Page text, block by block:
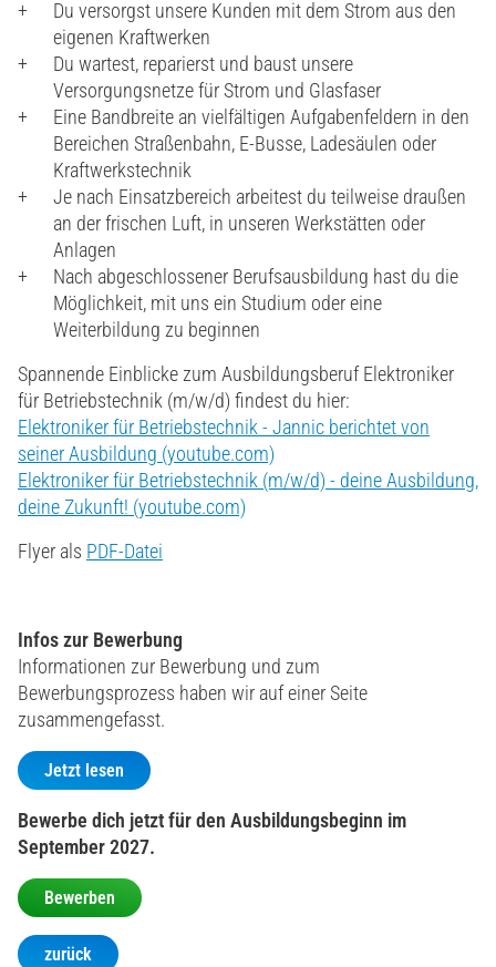
Du versorgst unsere Kunden mit dem Strom aus den
eigenen Kraftwerken
Du wartest, reparierst und baust unsere
Versorgungsnetze für Strom und Glasfaser
Eine Bandbreite an vielfältigen Aufgabenfeldern in den
Bereichen Straßenbahn, E-Busse, Ladesäulen oder
Kraftwerkstechnik
Je nach Einsatzbereich arbeitest du teilweise draußen
an der frischen Luft, in unseren Werkstätten oder
Anlagen
Nach abgeschlossener Berufsausbildung hast du die
Möglichkeit, mit uns ein Studium oder eine
Weiterbildung zu beginnen
Spannende Einblicke zum Ausbildungsberuf Elektroniker
für Betriebstechnik (m/w/d) findest du hier:
Elektroniker für Betriebstechnik - Jannic berichtet von
seiner Ausbildung (youtube.com)
Elektroniker für Betriebstechnik (m/w/d) - deine Ausbildung,
deine Zukunft! (youtube.com)
Flyer als PDF-Datei
Infos zur Bewerbung
Informationen zur Bewerbung und zum
Bewerbungsprozess haben wir auf einer Seite
zusammengefasst.
Jetzt lesen
Bewerbe dich jetzt für den Ausbildungsbeginn im
September 2027.
Bewerben
zurück